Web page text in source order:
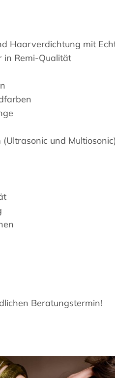
Haarverdichtung mit
in Remi-Qualität
und Multiosonic)
Beratungstermin!